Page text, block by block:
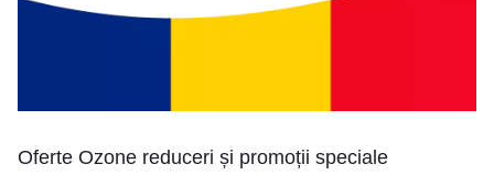
Oferte Ozone reduceri și promoții speciale